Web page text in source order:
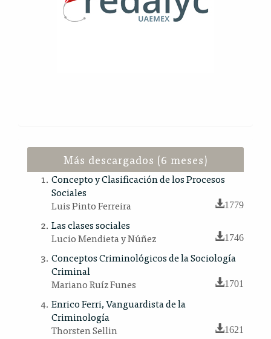
Más descargados (6 meses)
Concepto y Clasificación de los Procesos
Sociales
Luis Pinto Ferreira
1779
Las clases sociales
Lucio Mendieta y Núñez
1746
Conceptos Criminológicos de la Sociología
Criminal
Mariano Ruíz Funes
1701
Enrico Ferri, Vanguardista de la
Criminología
Thorsten Sellin
1621